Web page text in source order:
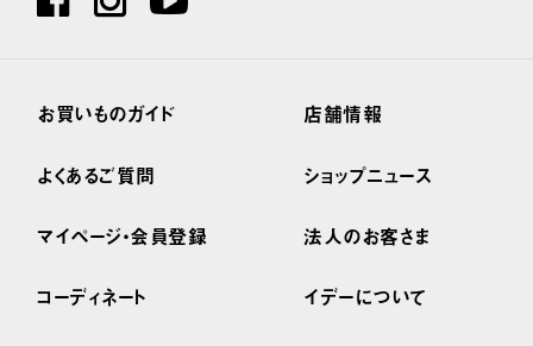
お買いものガイド
よくあるご質問
マイページ・会員登録
コーディネート
店舗情報
ショップニュース
法人のお客さま
イデーについて